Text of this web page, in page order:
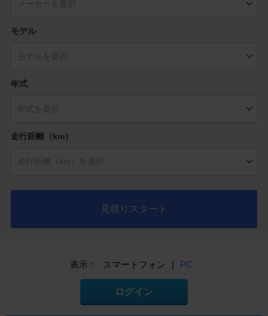
モデル
年式
走行距離（km）
見積りスタート
表示： スマートフォン | PC
ログイン